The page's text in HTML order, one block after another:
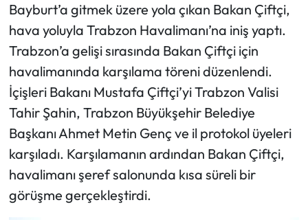
Bayburt’a gitmek üzere yola çıkan Bakan Çiftçi,
hava yoluyla Trabzon Havalimanı’na iniş yaptı.
Trabzon’a gelişi sırasında Bakan Çiftçi için
havalimanında karşılama töreni düzenlendi.
İçişleri Bakanı Mustafa Çiftçi’yi Trabzon Valisi
Tahir Şahin, Trabzon Büyükşehir Belediye
Başkanı Ahmet Metin Genç ve il protokol üyeleri
karşıladı. Karşılamanın ardından Bakan Çiftçi,
havalimanı şeref salonunda kısa süreli bir
görüşme gerçekleştirdi.
Turizm
Teknoloji